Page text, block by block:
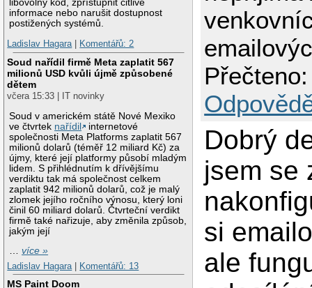
libovolný kód, zpřístupnit citlivé
informace nebo narušit dostupnost
postižených systémů.
Ladislav Hagara| Komentářů: 2
Soud nařídil firmě Meta zaplatit 567
milionů USD kvůli újmě způsobené
dětem
včera 15:33 | IT novinky
Soud v americkém státě Nové Mexiko
ve čtvrtek nařídil
internetové
společnosti Meta Platforms zaplatit 567
milionů dolarů (téměř 12 miliard Kč) za
újmy, které její platformy působí mladým
lidem. S přihlédnutím k dřívějšímu
verdiktu tak má společnost celkem
zaplatit 942 milionů dolarů, což je malý
zlomek jejího ročního výnosu, který loni
činil 60 miliard dolarů. Čtvrteční verdikt
firmě také nařizuje, aby změnila způsob,
jakým její
…více »
Ladislav Hagara
Komentářů: 13
MS Paint Doom
Dobrý
jsem se
si
ale